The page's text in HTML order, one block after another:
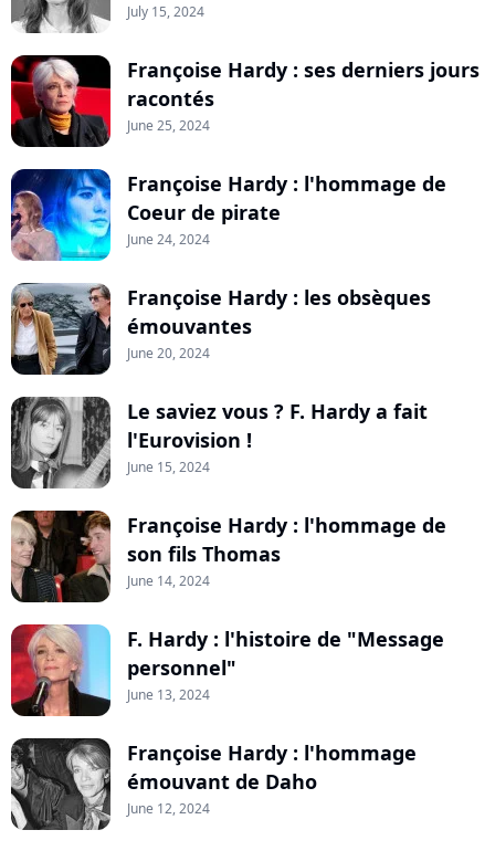
July 15, 2024
Françoise Hardy : ses derniers jours
racontés
June 25, 2024
Françoise Hardy : l'hommage de
Coeur de pirate
June 24, 2024
Françoise Hardy : les obsèques
émouvantes
June 20, 2024
Le saviez vous ? F. Hardy a fait
l'Eurovision !
June 15, 2024
Françoise Hardy : l'hommage de
son fils Thomas
June 14, 2024
F. Hardy : l'histoire de "Message
personnel"
June 13, 2024
Françoise Hardy : l'hommage
émouvant de Daho
June 12, 2024